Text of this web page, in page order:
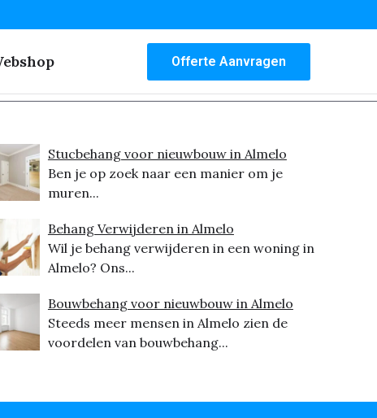
Offerte Aanvragen
Stucbehang voor nieuwbouw in Almelo
Ben je op zoek naar een manier om je
muren...
Behang Verwijderen in Almelo
Wil je behang verwijderen in een woning in
Almelo? Ons...
Bouwbehang voor nieuwbouw in Almelo
Steeds meer mensen in Almelo zien de
voordelen van bouwbehang...